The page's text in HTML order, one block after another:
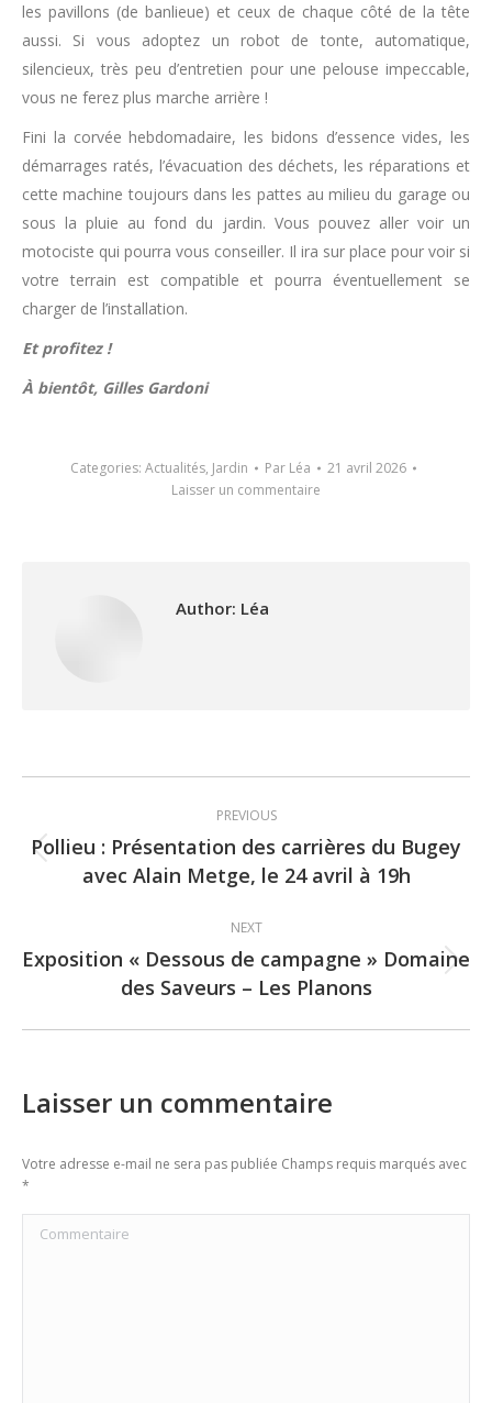
les pavillons (de banlieue) et ceux de chaque côté de la tête
aussi. Si vous adoptez un robot de tonte, automatique,
silencieux, très peu d’entretien pour une pelouse impeccable,
vous ne ferez plus marche arrière !
Fini la corvée hebdomadaire, les bidons d’essence vides, les
démarrages ratés, l’évacuation des déchets, les réparations et
cette machine toujours dans les pattes au milieu du garage ou
sous la pluie au fond du jardin. Vous pouvez aller voir un
motociste qui pourra vous conseiller. Il ira sur place pour voir si
votre terrain est compatible et pourra éventuellement se
charger de l’installation.
Et profitez !
À bientôt, Gilles Gardoni
Categories: Actualités, Jardin Par Léa
21 avril 2026
Laisser un commentaire
Author: Léa
navigation
PREVIOUS
Previous
post:
Pollieu : Présentation des carrières du Bugey
avec Alain Metge, le 24 avril à 19h
NEXT
Next
post:
Exposition « Dessous de campagne » Domaine
des Saveurs – Les Planons
Laisser un commentaire
Votre adresse e-mail ne sera pas publiée Champs requis marqués avec
*
Commentaire